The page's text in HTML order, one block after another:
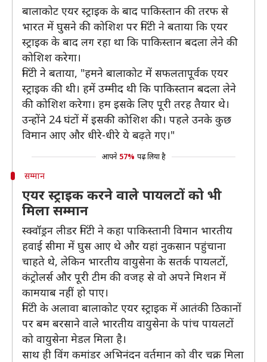
बालाकोट एयर स्ट्राइक के बाद पाकिस्तान की तरफ से
भारत में घुसने की कोशिश पर मिंटी ने बताया कि एयर
स्ट्राइक के बाद लग रहा था कि पाकिस्तान बदला लेने की
कोशिश करेगा।
मिंटी ने बताया, "हमने बालाकोट में सफलतापूर्वक एयर
स्ट्राइक की थी। हमें उम्मीद थी कि पाकिस्तान बदला लेने
की कोशिश करेगा। हम इसके लिए पूरी तरह तैयार थे।
उन्होंने 24 घंटों में इसकी कोशिश की। पहले उनके कुछ
विमान आए और धीरे-धीरे ये बढ़ते गए।"
आपने 57% पढ़ लिया है
सम्मान
एयर स्ट्राइक करने वाले पायलटों को भी
मिला सम्मान
स्क्वॉड्रन लीडर मिंटी ने कहा पाकिस्तानी विमान भारतीय
हवाई सीमा में घुस आए थे और यहां नुकसान पहुंचाना
चाहते थे, लेकिन भारतीय वायुसेना के सतर्क पायलटों,
कंट्रोलर्स और पूरी टीम की वजह से वो अपने मिशन में
कामयाब नहीं हो पाए।
मिंटी के अलावा बालाकोट एयर स्ट्राइक में आतंकी ठिकानों
पर बम बरसाने वाले भारतीय वायुसेना के पांच पायलटों
को वायुसेना मेडल मिला है।
साथ ही विंग कमांडर अभिनंदन वर्तमान को वीर चक्र मिला